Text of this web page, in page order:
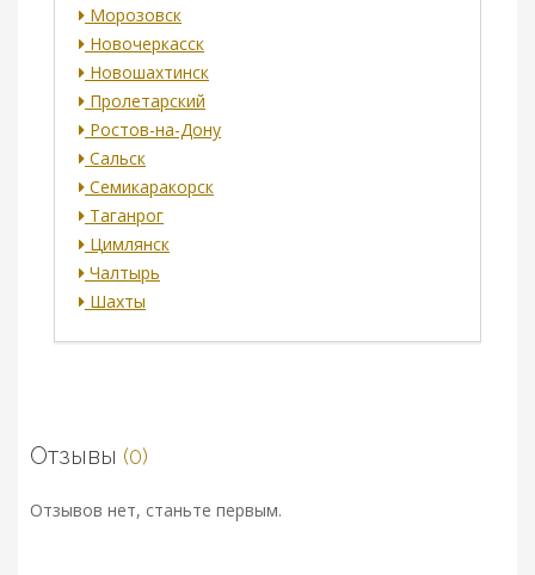
Морозовск
Новочеркасск
Новошахтинск
Пролетарский
Ростов-на-Дону
Сальск
Семикаракорск
Таганрог
Цимлянск
Чалтырь
Шахты
Отзывы (0)
Отзывов нет, станьте первым.